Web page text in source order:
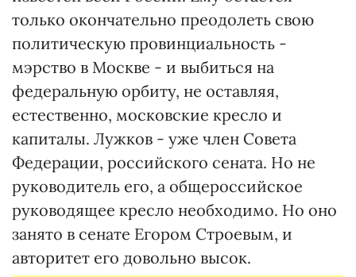
только окончательно преодолеть свою
политическую провинциальность -
мэрство в Москве - и выбиться на
федеральную орбиту, не оставляя,
естественно, московские кресло и
капиталы. Лужков - уже член Совета
Федерации, российского сената. Но не
руководитель его, а общероссийское
руководящее кресло необходимо. Но оно
занято в сенате Егором Строевым, и
авторитет его довольно высок.